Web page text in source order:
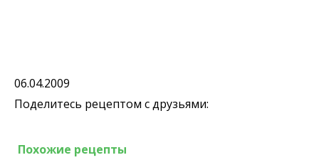
06.04.2009
Поделитесь рецептом с друзьями:
Похожие рецепты